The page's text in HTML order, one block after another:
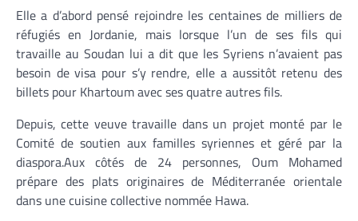
Elle a d’abord pensé rejoindre les centaines de milliers de
réfugiés en Jordanie, mais lorsque l’un de ses fils qui
travaille au Soudan lui a dit que les Syriens n’avaient pas
besoin de visa pour s’y rendre, elle a aussitôt retenu des
billets pour Khartoum avec ses quatre autres fils.
Depuis, cette veuve travaille dans un projet monté par le
Comité de soutien aux familles syriennes et géré par la
diaspora.Aux côtés de 24 personnes, Oum Mohamed
prépare des plats originaires de Méditerranée orientale
dans une cuisine collective nommée Hawa.